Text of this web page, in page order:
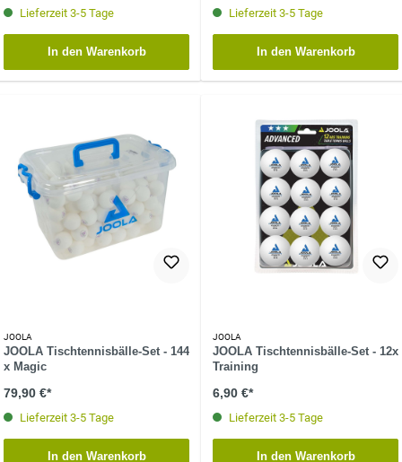
Lieferzeit 3-5 Tage
In den Warenkorb
Lieferzeit 3-5 Tage
In den Warenkorb
JOOLA
JOOLA Tischtennisbälle-Set - 144
x Magic
79,90 €*
Lieferzeit 3-5 Tage
In den Warenkorb
JOOLA
JOOLA Tischtennisbälle-Set - 12x
Training
6,90 €*
Lieferzeit 3-5 Tage
In den Warenkorb